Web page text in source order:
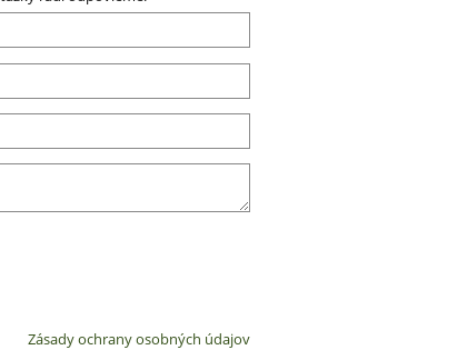
Zásady ochrany osobných údajov